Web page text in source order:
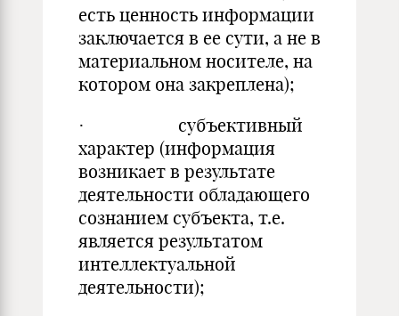
есть ценность информации
заключается в ее сути, а не в
материальном носителе, на
котором она закреплена);
· субъективный
характер (информация
возникает в результате
деятельности обладающего
сознанием субъекта, т.е.
является результатом
интеллектуальной
деятельности);